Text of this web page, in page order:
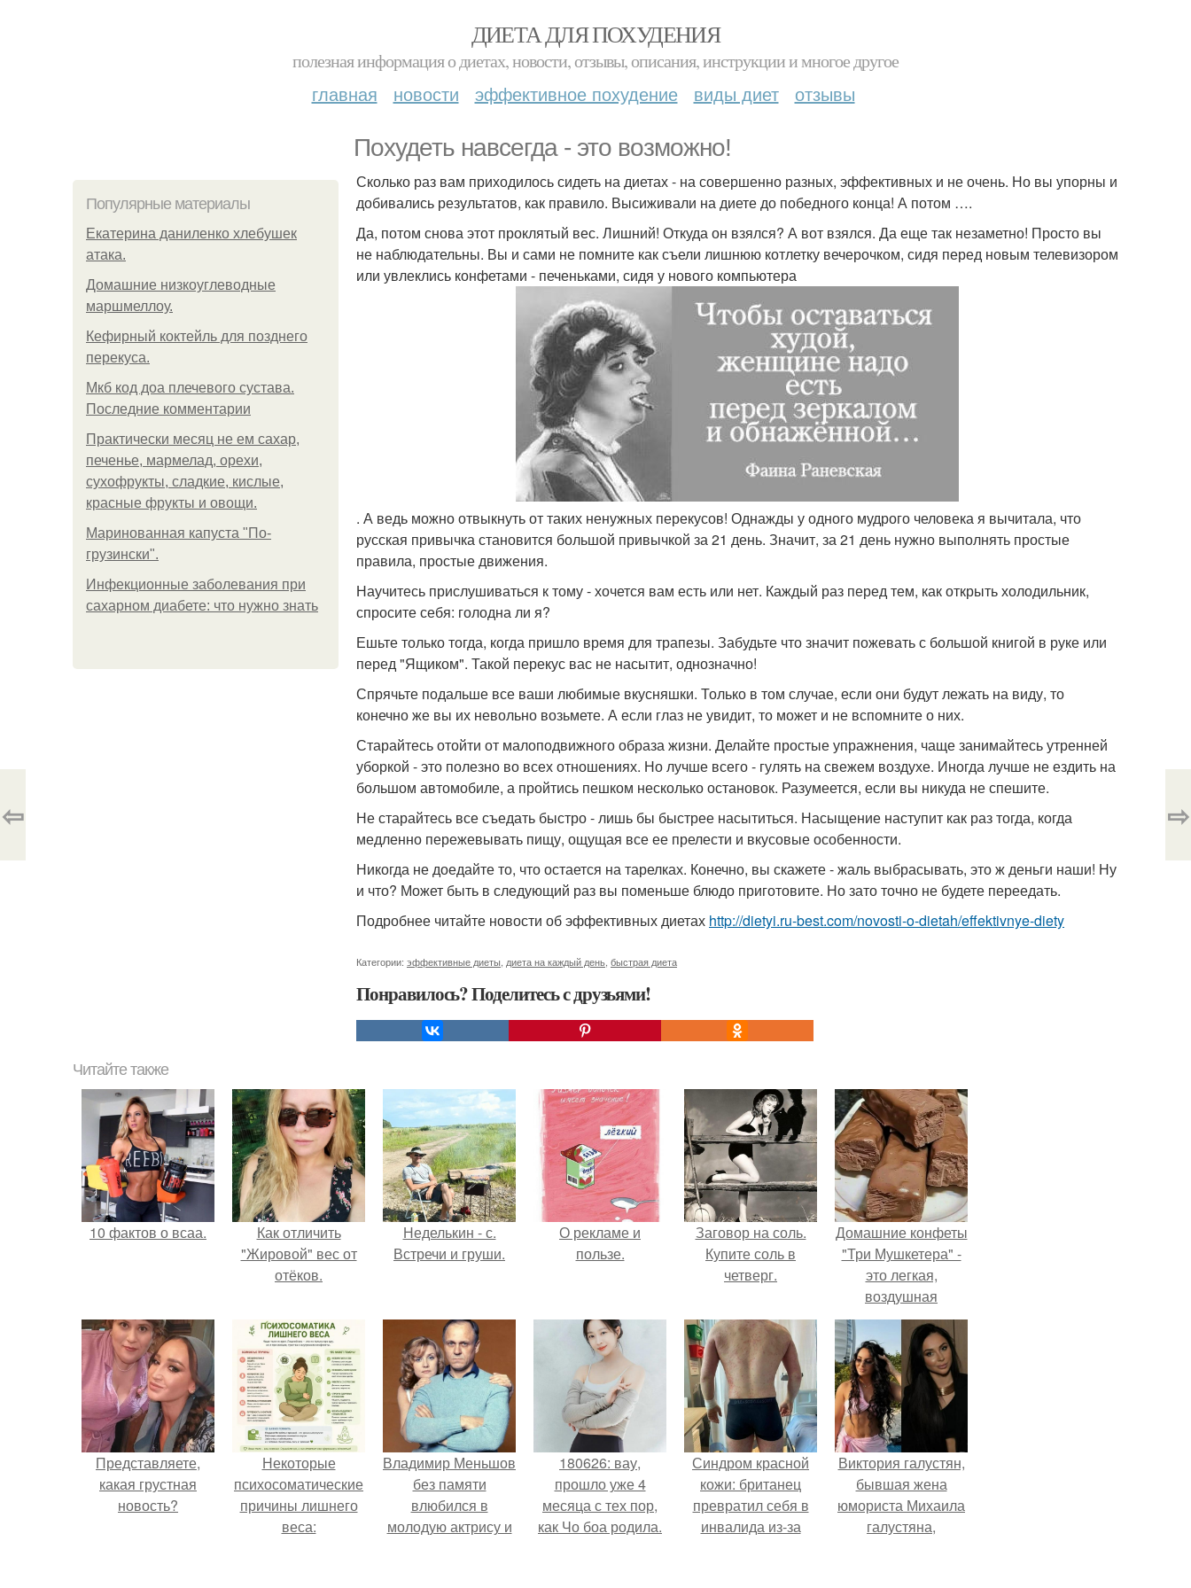
ДИЕТА ДЛЯ ПОХУДЕНИЯ
полезная информация о диетах, новости, отзывы, описания, инструкции и многое другое
главная новости эффективное похудение виды диет отзывы
Похудеть навсегда - это возможно!
Популярные материалы
Екатерина даниленко хлебушек
атака.
Домашние низкоуглеводные
маршмеллоу.
Кефирный коктейль для позднего
перекуса.
Мкб код доа плечевого сустава.
Последние комментарии
Практически месяц не ем сахар,
печенье, мармелад, орехи,
сухофрукты, сладкие, кислые,
красные фрукты и овощи.
Маринованная капуста "По-
грузински".
Инфекционные заболевания при
сахарном диабете: что нужно знать
Сколько раз вам приходилось сидеть на диетах - на совершенно разных, эффективных и не очень. Но вы упорны и
добивались результатов, как правило. Высиживали на диете до победного конца! А потом ….
Да, потом снова этот проклятый вес. Лишний! Откуда он взялся? А вот взялся. Да еще так незаметно! Просто вы
не наблюдательны. Вы и сами не помните как съели лишнюю котлетку вечерочком, сидя перед новым телевизором
или увлеклись конфетами - печеньками, сидя у нового компьютера
. А ведь можно отвыкнуть от таких ненужных перекусов! Однажды у одного мудрого человека я вычитала, что
русская привычка становится большой привычкой за 21 день. Значит, за 21 день нужно выполнять простые
правила, простые движения.
Научитесь прислушиваться к тому - хочется вам есть или нет. Каждый раз перед тем, как открыть холодильник,
спросите себя: голодна ли я?
Ешьте только тогда, когда пришло время для трапезы. Забудьте что значит пожевать с большой книгой в руке или
перед "Ящиком". Такой перекус вас не насытит, однозначно!
Спрячьте подальше все ваши любимые вкусняшки. Только в том случае, если они будут лежать на виду, то
конечно же вы их невольно возьмете. А если глаз не увидит, то может и не вспомните о них.
Старайтесь отойти от малоподвижного образа жизни. Делайте простые упражнения, чаще занимайтесь утренней
уборкой - это полезно во всех отношениях. Но лучше всего - гулять на свежем воздухе. Иногда лучше не ездить на
большом автомобиле, а пройтись пешком несколько остановок. Разумеется, если вы никуда не спешите.
Не старайтесь все съедать быстро - лишь бы быстрее насытиться. Насыщение наступит как раз тогда, когда
медленно пережевывать пищу, ощущая все ее прелести и вкусовые особенности.
Никогда не доедайте то, что остается на тарелках. Конечно, вы скажете - жаль выбрасывать, это ж деньги наши! Ну
и что? Может быть в следующий раз вы поменьше блюдо приготовите. Но зато точно не будете переедать.
Подробнее читайте новости об эффективных диетах http://dietyi.ru-best.com/novosti-o-dietah/effektivnye-diety
Категории: эффективные диеты диета на каждый день быстрая диета
Понравилось? Поделитесь с друзьями!
⇦ ⇨
Читайте также
10 фактов о всаа.
Как отличить
"Жировой" вес от
отёков.
Неделькин - с.
Встречи и груши.
О рекламе и
пользе.
Заговор на соль.
Купите соль в
четверг.
Домашние конфеты
"Три Мушкетера" -
это легкая,
воздушная
шоколадная нуга,
покрытая
молочным
шоколадом.
Представляете,
какая грустная
новость?
Некоторые
психосоматические
причины лишнего
веса:
Владимир Меньшов
без памяти
влюбился в
молодую актрису и
180626: вау,
прошло уже 4
месяца с тех пор,
как Чо боа родила.
Синдром красной
кожи: британец
превратил себя в
инвалида из-за
Виктория галустян,
бывшая жена
юмориста Михаила
галустяна,